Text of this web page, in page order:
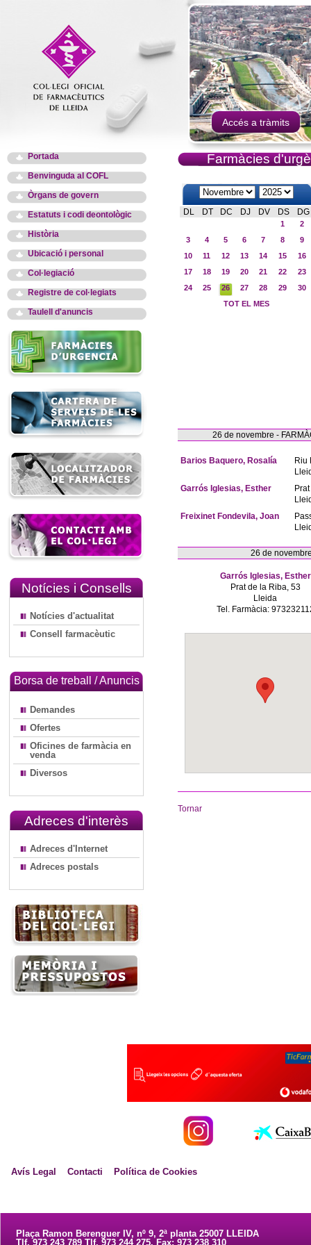
Accés a tràmits
Portada
Benvinguda al COFL
Òrgans de govern
Estatuts i codi deontològic
Història
Ubicació i personal
Col·legiació
Registre de col·legiats
Taulell d'anuncis
Notícies i Consells
Notícies d'actualitat
Consell farmacèutic
Borsa de treball / Anuncis
Demandes
Ofertes
Oficines de farmàcia en
venda
Diversos
Adreces d'interès
Adreces d'Internet
Adreces postals
Farmàcies
DL DT DC DJ DV DS DG
1
2
3
4 5 6 7 8
9
10
11 12 13 14 15
16
17
18 19 20 21 22
23
24
25 26 27 28 29
30
TOT EL MES
26 de novembre -
Barios Baquero, Rosalía
Riu
Garrós Iglesias, Esther
Freixinet Fondevila, Joan
26 de
Garrós Iglesias, Esther
Prat de la Riba, 53
Lleida
Tel. Farmàcia:
Tornar
Avís Legal Contacti Política de Cookies
Plaça Ramon Berenguer IV, nº 9, 2ª planta 25007 LLEIDA
Tlf. 973 243 789 Tlf. 973 244 275. Fax: 973 238 310